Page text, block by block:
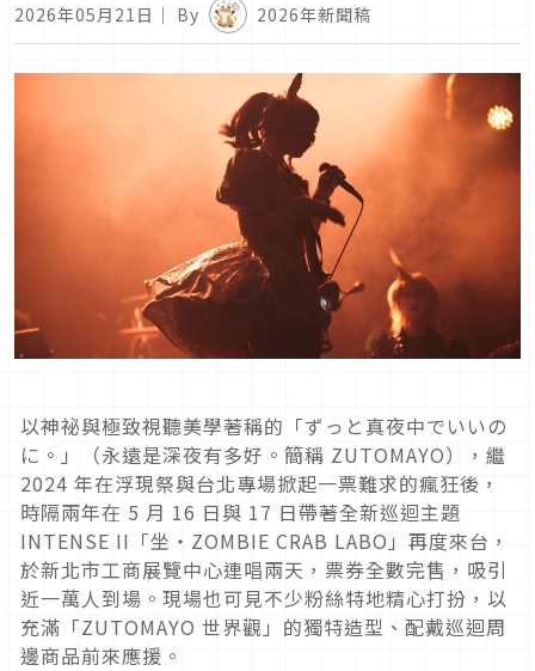
2026年05月21日 ｜ By 2026年新聞稿
以神祕與極致視聽美學著稱的「ずっと真夜中でいいの
に。 」（永遠是深夜有多好。簡稱 ZUTOMAYO），繼
2024 年在浮現祭與台北專場掀起一票難求的瘋狂後，
時隔兩年在 5 月 16 日與 17 日帶著全新巡迴主題
INTENSE II「坐・ZOMBIE CRAB LABO」再度來台，
於新北市工商展覽中心連唱兩天，票券全數完售，吸引
近一萬人到場。現場也可見不少粉絲特地精心打扮，以
充滿「ZUTOMAYO 世界觀」的獨特造型、配戴巡迴周
邊商品前來應援。